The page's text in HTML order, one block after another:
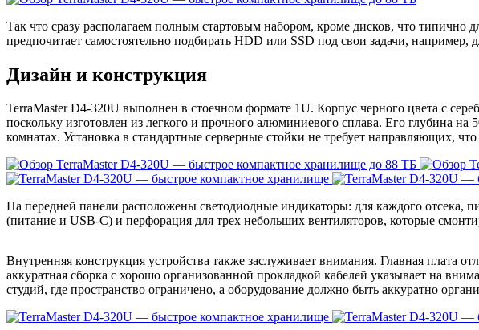
Так что сразу располагаем полным стартовым набором, кроме дисков, что типично
предпочитает самостоятельно подбирать HDD или SSD под свои задачи,
Дизайн и конструкция
TerraMaster D4-320U выполнен в стоечном формате 1U. Корпус черного цвета с
поскольку изготовлен из легкого и прочного алюминиевого сплава. Его глубина
комнатах. Установка в стандартные серверные стойки не требует направляющих,
На передней панели расположены светодиодные индикаторы: для каждого отсека,
(питание и USB-C) и перфорация для трех небольших вентиляторов, которые
Внутренняя конструкция устройства также заслуживает внимания. Главная
аккуратная сборка с хорошо организованной прокладкой кабелей указывает на
студий, где пространство ограничено, а оборудование должно быть аккуратно